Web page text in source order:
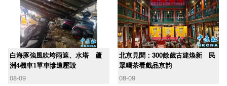
白海豚強風吹垮雨遮、水塔 蘆
洲4機車1單車慘遭壓毀
08-09
北京見聞：300餘歲古建煥新 民
眾喝茶看戲品京韵
08-09